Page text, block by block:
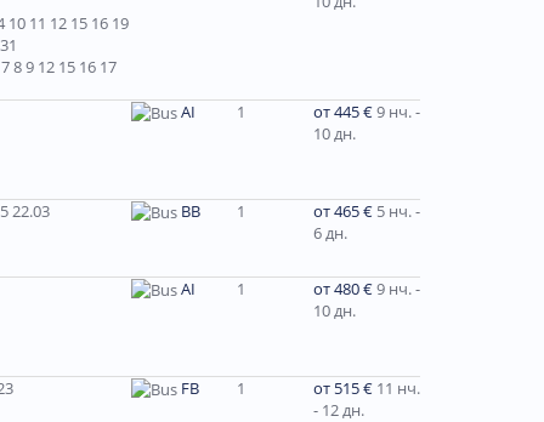
11 12 15 16 19
8 9 12 15 16 17
AI 1 от 445 €9 нч. -
10 дн.
22.03 BB 1 от 465 € 5 нч. -
6 дн.
AI 1 от 480 €9 нч. -
10 дн.
FB 1 от 515 € 11 нч.
- 12 дн.